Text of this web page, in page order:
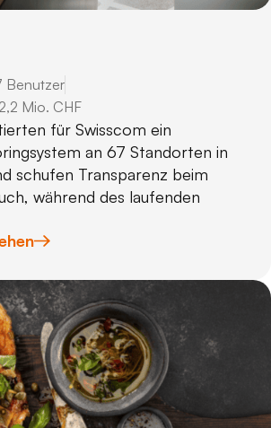
Benutzer
Mio. CHF
für Swisscom ein
an 67 Standorten in
schufen Transparenz beim
während des laufenden